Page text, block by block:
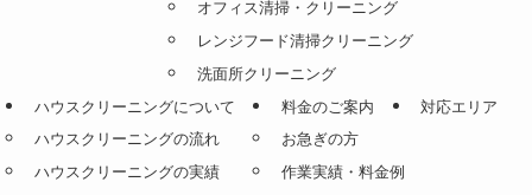
オフィス清掃・クリーニング
レンジフード清掃クリーニング
洗面所クリーニング
ハウスクリーニングについて
ハウスクリーニングの流れ
ハウスクリーニングの実績
料金のご案内
お急ぎの方
作業実績・料金例
対応エリア